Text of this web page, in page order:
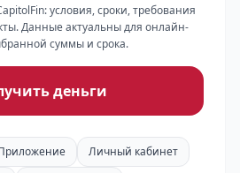
условия, сроки, требования
Данные актуальны для онлайн-
суммы и срока.
деньги
Личный кабинет